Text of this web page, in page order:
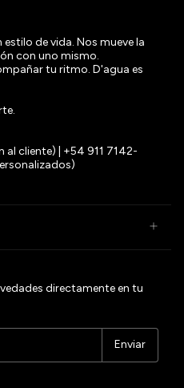
de vida. Nos mueve la
con uno mismo.
tu ritmo. D'agua es
al cliente) | +54 911 7142-
directamente en tu